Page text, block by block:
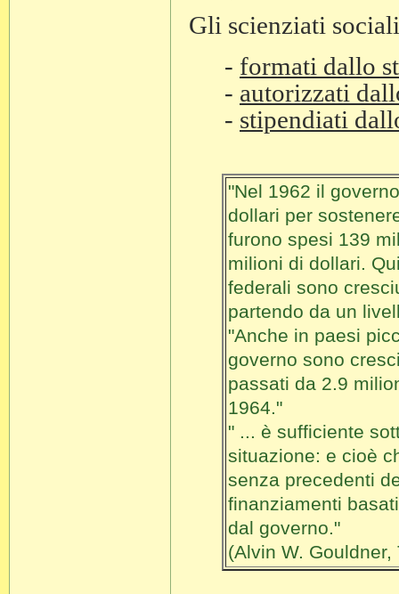
Gli scienziati
- formati dallo
- autorizzati
- stipendiati
"Nel 1962 il
dollari per
furono spesi 139
milioni di dollari.
federali sono
partendo da un
"Anche in paesi
governo sono
passati da 2.9
1964."
" ... è sufficiente
situazione: e cioè
senza precedenti
finanziamenti
dal governo."
(Alvin W.